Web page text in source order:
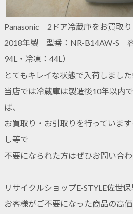
Panasonic 2ドア冷蔵庫をお買取り
2018年製 型番：NR-B14AW-S 容
94L・冷凍：44L）
とてもキレイな状態で入荷しまし
当店では冷蔵庫は製造後10年以内
ば、
お買取り・お引取りを行っていま
し等で
不要になられた方はぜひお問い合
リサイクルショップE-STYLE佐世保
お客様がご不要になった商品の高価